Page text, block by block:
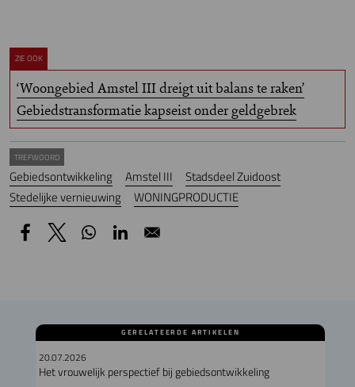
ZIE OOK
‘Woongebied Amstel III dreigt uit balans te raken’
Gebiedstransformatie kapseist onder geldgebrek
TREFWOORD
Gebiedsontwikkeling Amstel III
Stadsdeel Zuidoost
Stedelijke vernieuwing
WONINGPRODUCTIE
GERELATEERDE ARTIKELEN
20.07.2026
Het vrouwelijk perspectief bij gebiedsontwikkeling